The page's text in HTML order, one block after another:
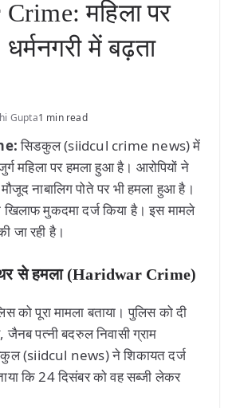
महिला पर
में बढ़ता
Gupta1 min read
सिडकुल (siidcul crime news) में
महिला पर हमला हुआ है। आरोपियों ने
नाबालिग पोते पर भी हमला हुआ है।
मुकदमा दर्ज किया है। इस मामले
जा रही है।
से हमला (Haridwar Crime)
को पूरा मामला बताया। पुलिस को दी
पत्नी बदरुल निवासी ग्राम
(siidcul news) ने शिकायत दर्ज
कि 24 दिसंबर को वह सब्जी लेकर